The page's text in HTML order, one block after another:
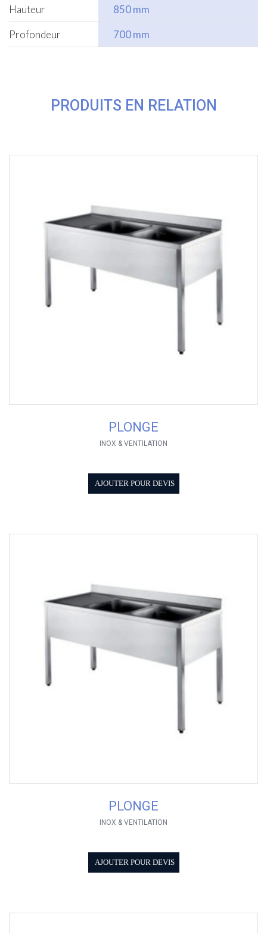
Hauteur
850 mm
Profondeur
700 mm
PRODUITS EN RELATION
PLONGE
INOX & VENTILATION
AJOUTER POUR DEVIS
PLONGE
INOX & VENTILATION
AJOUTER POUR DEVIS